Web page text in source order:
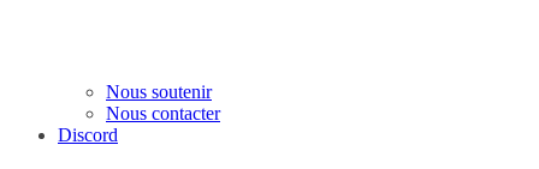
Nous soutenir
Nous contacter
Discord